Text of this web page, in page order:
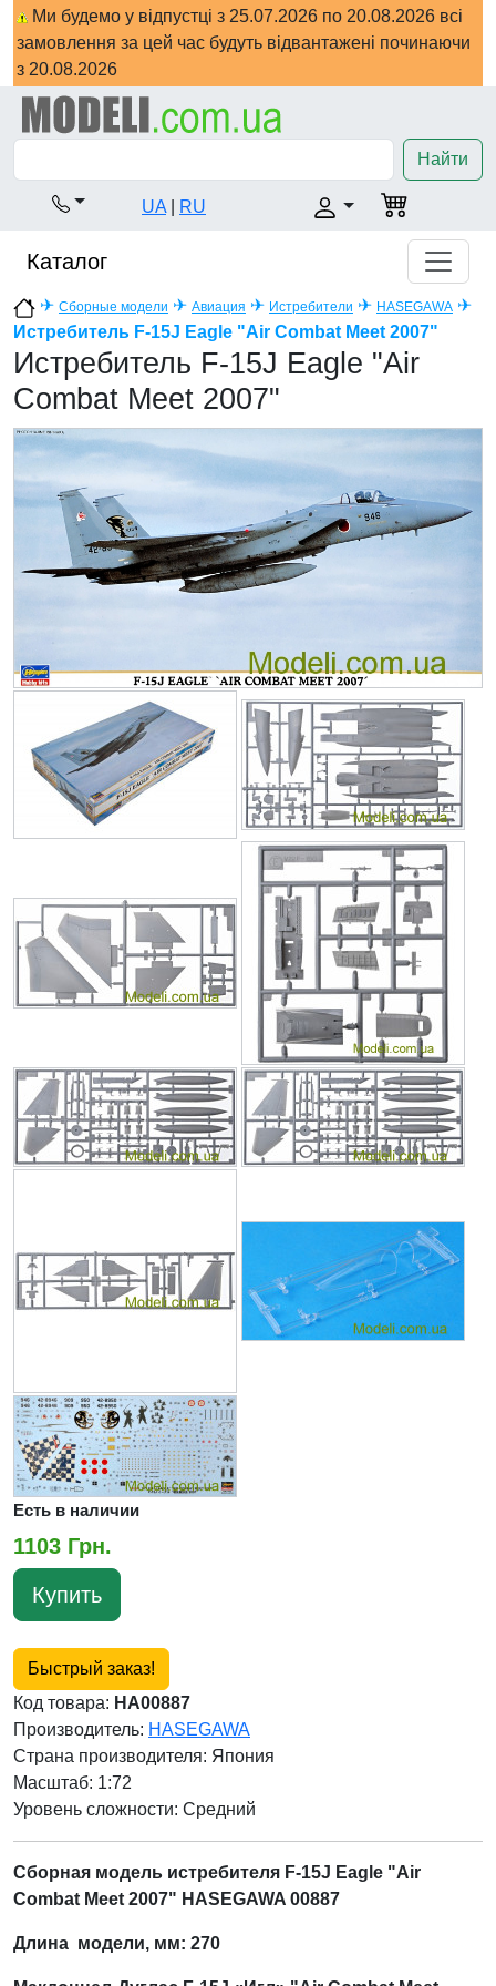
Ми будемо у відпустці з 25.07.2026 по 20.08.2026 всі
замовлення за цей час будуть відвантажені починаючи
з 20.08.2026
Найти
UA RU
Каталог
✈ Сборные модели ✈ Авиация ✈ Истребители ✈ HASEGAWA ✈
Истребитель F-15J Eagle "Air Combat Meet 2007"
Истребитель F-15J Eagle "Air
Combat Meet 2007"
Есть в наличии
1103 Грн.
Купить
Быстрый заказ!
Код товара: HA00887
Производитель: HASEGAWA
Страна производителя: Япония
Масштаб: 1:72
Уровень сложности: Cредний
Сборная модель истребителя F-15J Eagle "Air
Combat Meet 2007" HASEGAWA 00887
Длина модели, мм: 270